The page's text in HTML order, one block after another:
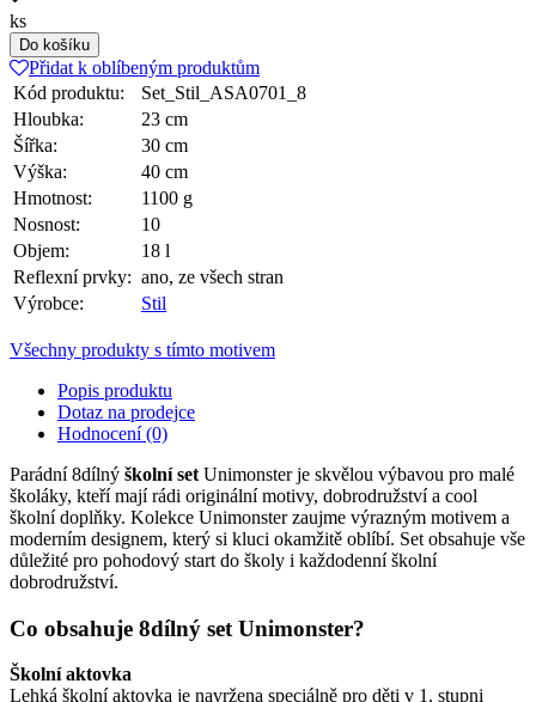
ks
Do košíku
Přidat k oblíbeným produktům
Kód produktu:
Set_Stil_ASA0701_8
Hloubka:
23 cm
Šířka:
30 cm
Výška:
40 cm
Hmotnost:
1100 g
Nosnost:
10
Objem:
18 l
Reflexní prvky: ano, ze všech stran
Výrobce:
Stil
Všechny produkty s tímto motivem
Popis produktu
Dotaz na prodejce
Hodnocení (0)
Parádní 8dílný školní set Unimonster je skvělou výbavou pro malé
školáky, kteří mají rádi originální motivy, dobrodružství a cool
školní doplňky. Kolekce Unimonster zaujme výrazným motivem a
moderním designem, který si kluci okamžitě oblíbí. Set obsahuje vše
důležité pro pohodový start do školy i každodenní školní
dobrodružství.
Co obsahuje 8dílný set Unimonster?
Školní aktovka
Lehká školní aktovka je navržena speciálně pro děti v 1. stupni